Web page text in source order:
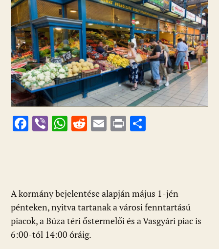
F
o
k
Vi W
A
p
p
R
t
E Pr
e
g
A kormány bejelentése alapján május 1-jén
pénteken, nyitva tartanak a városi fenntartású
piacok, a Búza téri őstermelői és a Vasgyári piac is
6:00-tól 14:00 óráig.